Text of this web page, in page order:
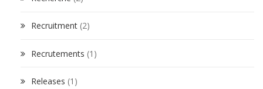
Recruitment (2)
Recrutements (1)
Releases (1)